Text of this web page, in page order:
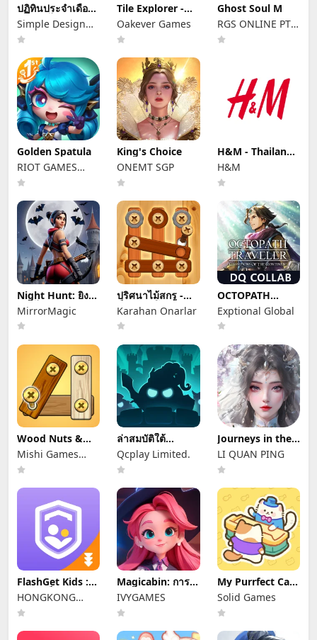
ปฏิทินประจำเดือน
- นับวันไข่ตก
Simple Design
Ltd.
Tile Explorer -
Triple Match
Oakever Games
Ghost Soul M
RGS ONLINE PTE.
LTD.
Golden Spatula
RIOT GAMES
SERVICES PTE.
King's Choice
ONEMT SGP
H&M - Thailand
& Indonesia
H&M
Night Hunt: ยิงใส่
แวมไพร์
MirrorMagic
ปริศนาไม้สกรู -
น็อตและโบลต์
Karahan Onarlar
OCTOPATH
TRAVELER: CotC
Exptional Global
Wood Nuts &
Bolts Puzzle
Mishi Games
Studio
ล่าสมบัติใต้
พิภพ(G&D)
Qcplay Limited.
Journeys in the
Immortal Realm
LI QUAN PING
FlashGet Kids :
แฟลชเก็ตคิดส์
HONGKONG
FLASHGET
Magicabin: การ
ผจญภัยของแม่มด
IVYGAMES
My Purrfect Cat
Hotel
Solid Games